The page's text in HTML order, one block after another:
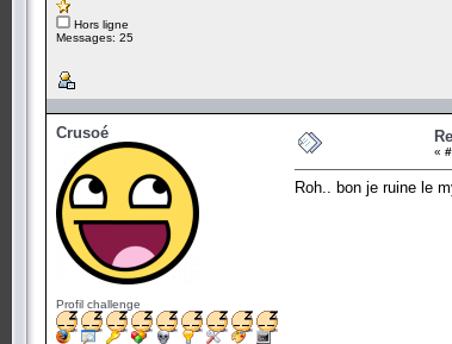
Hors ligne
Messages: 25
Crusoé
Profil challenge
«
Roh.. bon je ruine le